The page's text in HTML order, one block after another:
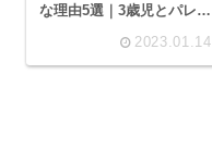
な理由5選｜3歳児とパレス
2023.01.14